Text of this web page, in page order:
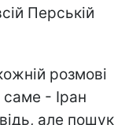
Перській
розмові
саме - Іран
але пошук